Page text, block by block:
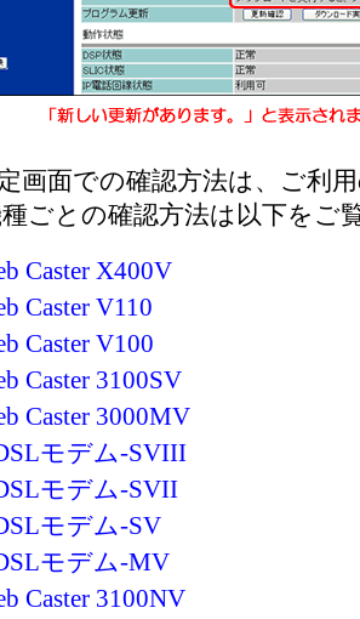
画面での確認方法は、ご利
ごとの確認方法は以下をご
Caster X400V
Caster V110
Caster V100
Caster 3100SV
Caster 3000MV
モデム-SVIII
モデム-SVII
モデム-SV
モデム-MV
Caster 3100NV